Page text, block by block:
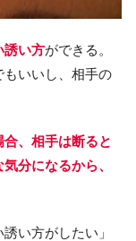
誘い方ができる。
いいし、相手の
、相手は断ると
分になるから、
い方がしたい」